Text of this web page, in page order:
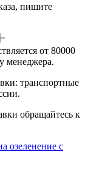
пишите
от 80000
менеджера.
транспортные
обращайтесь к
озеленение с